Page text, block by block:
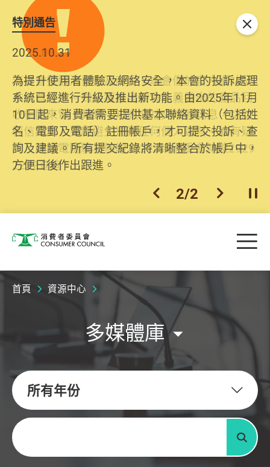
特別通告
2026.06.29
消委會提醒消費者及商戶，本會僅於官方網站發
布消費警示。如接獲以消委會名義發出的產品回
收相關來電、電郵、短訊或社交媒體訊息，切勿
輕信回應，更應避免透露任何個人資料。如有疑
問，請致電防騙易熱線18222或消委會熱線2929
2222查詢。
2025.10.31
為提升使用者體驗及網絡安全，本會的投訴處理
系統已經進行升級及推出新功能。由2025年11月
10日起，消費者需要提供基本聯絡資料（包括姓
名、電郵及電話）註冊帳戶，才可提交投訴、查
詢及建議。所有提交紀錄將清晰整合於帳戶中，
方便日後作出跟進。
上一個
2/2 下一個開
關閉
消費者委員會 目
首頁 資源中心
多媒體庫
所有年份
關鍵字
搜尋